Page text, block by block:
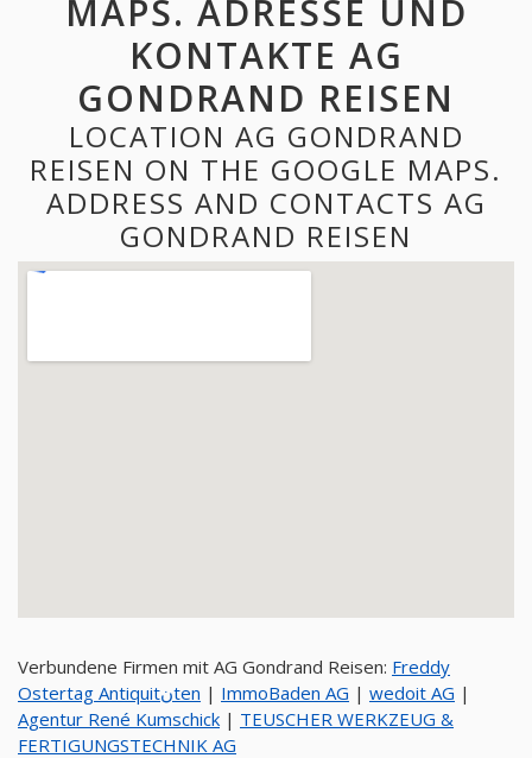
MAPS. ADRESSE UND
KONTAKTE AG
GONDRAND REISEN
LOCATION AG GONDRAND
REISEN ON THE GOOGLE MAPS.
ADDRESS AND CONTACTS AG
GONDRAND REISEN
Verbundene Firmen mit AG Gondrand Reisen: Freddy
Ostertag Antiquitنten | ImmoBaden AG | wedoit AG |
Agentur René Kumschick | TEUSCHER WERKZEUG &
FERTIGUNGSTECHNIK AG